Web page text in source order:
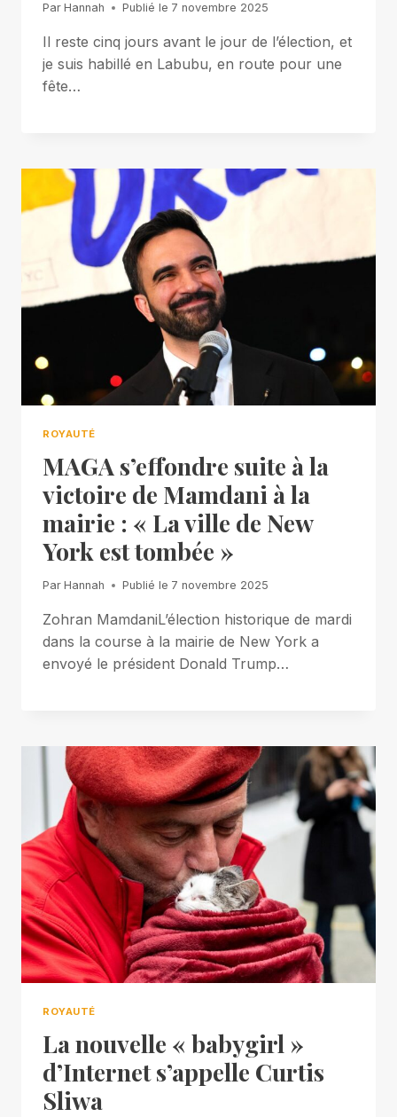
Par Hannah Publié le 7 novembre 2025
Il reste cinq jours avant le jour de l’élection, et
je suis habillé en Labubu, en route pour une
fête…
ROYAUTÉ
MAGA s’effondre suite à la
victoire de Mamdani à la
mairie : « La ville de New
York est tombée »
Par Hannah Publié le 7 novembre 2025
Zohran MamdaniL’élection historique de mardi
dans la course à la mairie de New York a
envoyé le président Donald Trump…
ROYAUTÉ
La nouvelle « babygirl »
d’Internet s’appelle Curtis
Sliwa